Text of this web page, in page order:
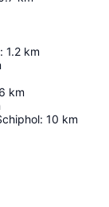
: 1.2 km
km
: 10 km